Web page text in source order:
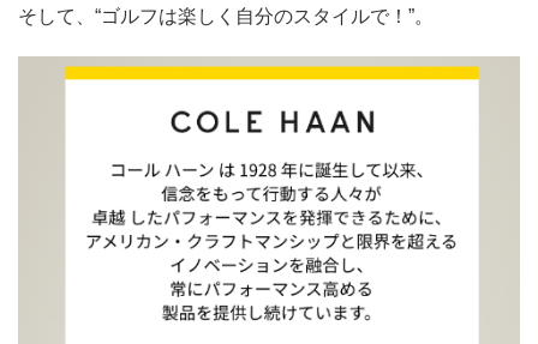
そして、“ゴルフは楽しく自分のスタイルで！”。